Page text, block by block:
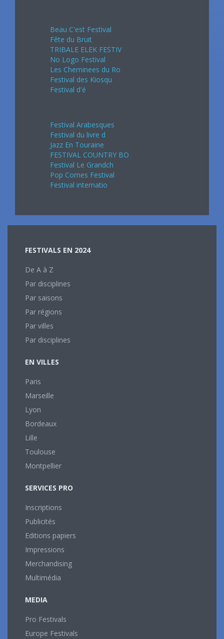
Beau C'est Festival
Fête du Bruit
TRIBALE ELEK FESTIV
No Logo Festival
Les Cheminees du Ro
Festival des Kiosqu
Festival d'é
Festival Arabesques
Festival du livre d
Jazz En Touraine
FESTIVAL COUNTRY BO
Festival Le Grandch
Pop Cornes Festival
Festival internatio
FESTIVALS EN 2024
De A à Z
Par disciplines
Par saisons
Par régions
Par villes
Par disciplines
EN VILLES
Paris
Marseille
Lyon
Bordeaux
Lille
Toulouse
Montpellier
SERVICES PRO
Inscriptions
Publicités
Editions papiers
Impressions
Merchandising
Multimédia
MEDIA
Pro Festivals
Europe Festivals